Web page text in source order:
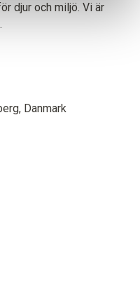
djur och miljö. Vi är
Danmark